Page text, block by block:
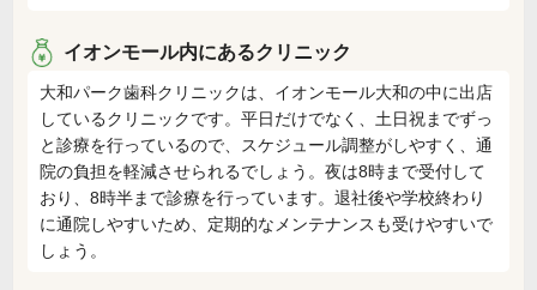
イオンモール内にあるクリニック
大和パーク歯科クリニックは、イオンモール大和の中に出店
しているクリニックです。平日だけでなく、土日祝までずっ
と診療を行っているので、スケジュール調整がしやすく、通
院の負担を軽減させられるでしょう。夜は8時まで受付して
おり、8時半まで診療を行っています。退社後や学校終わり
に通院しやすいため、定期的なメンテナンスも受けやすいで
しょう。